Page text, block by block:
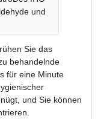
und
Sie das
behandelnde
für eine Minute
und Sie können